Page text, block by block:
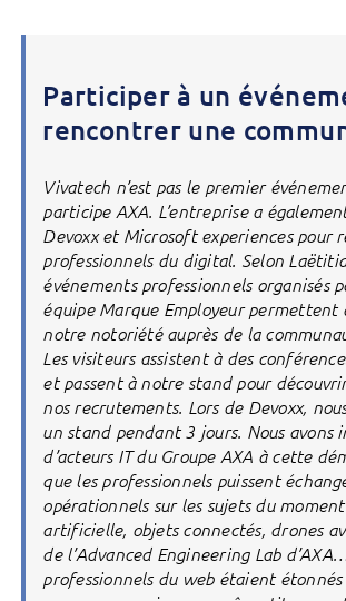
Participer à un
rencontrer une
Vivatech n’est pas le premier
participe AXA. L’entreprise a
Devoxx et Microsoft experiences pour
professionnels du digital. Selon
événements professionnels organisés
équipe Marque Employeur permettent
notre notoriété auprès de la
Les visiteurs assistent à des
et passent à notre stand pour
nos recrutements. Lors de Devoxx,
un stand pendant 3 jours. Nous avons
d’acteurs IT du Groupe AXA à cette
que les professionnels puissent
opérationnels sur les sujets du
artificielle, objets connectés, drones
de l’Advanced Engineering Lab
professionnels du web étaient